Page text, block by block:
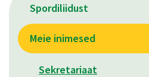
Spordiliidust
Meie inimesed
Sekretariaat